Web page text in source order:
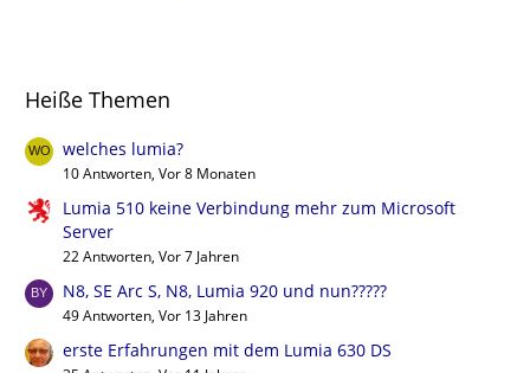
Heiße Themen
welches lumia?
10 Antworten, Vor 8 Monaten
Lumia 510 keine Verbindung mehr zum Microsoft
Server
22 Antworten, Vor 7 Jahren
N8, SE Arc S, N8, Lumia 920 und nun?????
49 Antworten, Vor 13 Jahren
erste Erfahrungen mit dem Lumia 630 DS